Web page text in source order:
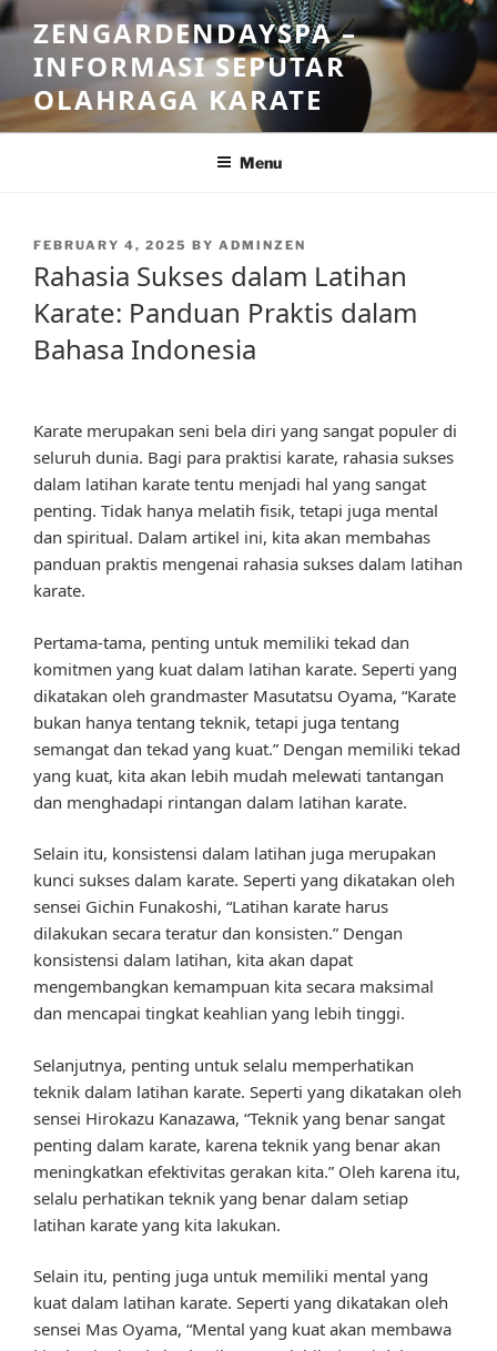
Skip
to
content
ZENGARDENDAYSPA –
INFORMASI SEPUTAR
OLAHRAGA KARATE
Menu
POSTED
FEBRUARY 4, 2025 BY ADMINZEN
Rahasia Sukses dalam Latihan
Karate: Panduan Praktis dalam
Bahasa Indonesia
Karate merupakan seni bela diri yang sangat populer di
seluruh dunia. Bagi para praktisi karate, rahasia sukses
dalam latihan karate tentu menjadi hal yang sangat
penting. Tidak hanya melatih fisik, tetapi juga mental
dan spiritual. Dalam artikel ini, kita akan membahas
panduan praktis mengenai rahasia sukses dalam latihan
karate.
Pertama-tama, penting untuk memiliki tekad dan
komitmen yang kuat dalam latihan karate. Seperti yang
dikatakan oleh grandmaster Masutatsu Oyama, “Karate
bukan hanya tentang teknik, tetapi juga tentang
semangat dan tekad yang kuat.” Dengan memiliki tekad
yang kuat, kita akan lebih mudah melewati tantangan
dan menghadapi rintangan dalam latihan karate.
Selain itu, konsistensi dalam latihan juga merupakan
kunci sukses dalam karate. Seperti yang dikatakan oleh
sensei Gichin Funakoshi, “Latihan karate harus
dilakukan secara teratur dan konsisten.” Dengan
konsistensi dalam latihan, kita akan dapat
mengembangkan kemampuan kita secara maksimal
dan mencapai tingkat keahlian yang lebih tinggi.
Selanjutnya, penting untuk selalu memperhatikan
teknik dalam latihan karate. Seperti yang dikatakan oleh
sensei Hirokazu Kanazawa, “Teknik yang benar sangat
penting dalam karate, karena teknik yang benar akan
meningkatkan efektivitas gerakan kita.” Oleh karena itu,
selalu perhatikan teknik yang benar dalam setiap
latihan karate yang kita lakukan.
Selain itu, penting juga untuk memiliki mental yang
kuat dalam latihan karate. Seperti yang dikatakan oleh
sensei Mas Oyama, “Mental yang kuat akan membawa